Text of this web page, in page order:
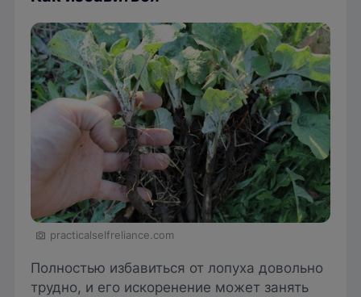
practicalselfreliance.com
Полностью избавиться от лопуха довольно
трудно, и его искоренение может занять